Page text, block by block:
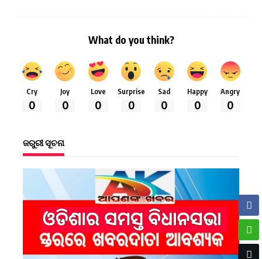
What do you think?
Cry
0
Joy
0
Love
0
Surprise
0
Sad
0
Happy
0
Angry
0
ଜରୁରୀ ସୂଚନା